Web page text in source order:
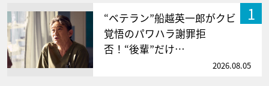
1
“ベテラン”船越英一郎がクビ
覚悟のパワハラ謝罪拒
否！“後輩”だけ…
2026.08.05